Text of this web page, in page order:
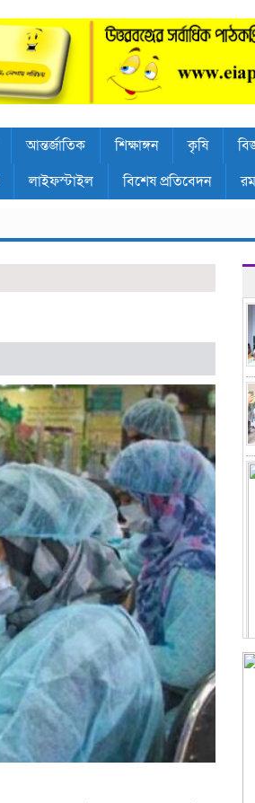
আন্তর্জাতিক শিক্ষাঙ্গন কৃষি
লাইফস্টাইল বিশেষ প্রতিবেদন